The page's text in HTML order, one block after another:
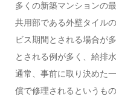
多くの新築マンションの
共用部である外壁タイル
ビス期間とされる場合が
とされる例が多く、給排
通常、事前に取り決めた
償で修理されるというもの